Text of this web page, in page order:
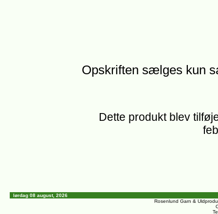
Opskriften sælges kun
Dette produkt blev
lørdag 08 august, 2026
Rosenlund Garn &